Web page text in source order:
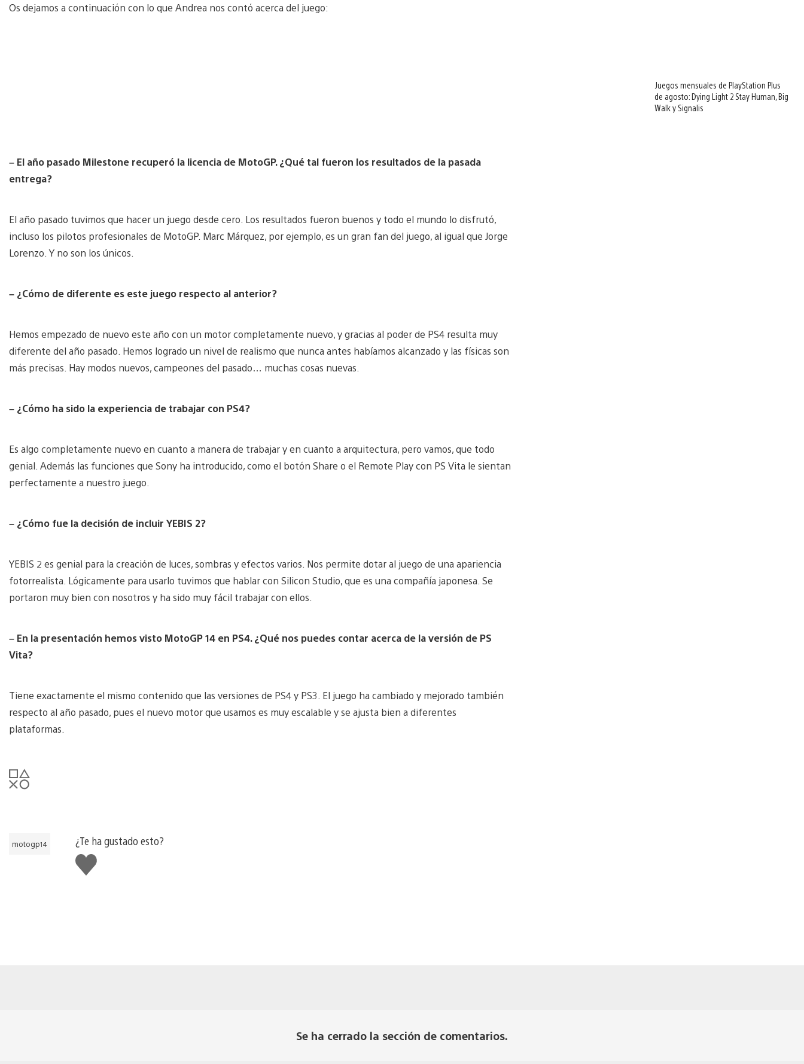
Os dejamos a continuación con lo que Andrea nos contó acerca del juego:
– El año pasado Milestone recuperó la licencia de MotoGP. ¿Qué tal fueron los resultados de la pasada
entrega?
El año pasado tuvimos que hacer un juego desde cero. Los resultados fueron buenos y todo el mundo lo disfrutó,
incluso los pilotos profesionales de MotoGP. Marc Márquez, por ejemplo, es un gran fan del juego, al igual que Jorge
Lorenzo. Y no son los únicos.
– ¿Cómo de diferente es este juego respecto al anterior?
Hemos empezado de nuevo este año con un motor completamente nuevo, y gracias al poder de PS4 resulta muy
diferente del año pasado. Hemos logrado un nivel de realismo que nunca antes habíamos alcanzado y las físicas son
más precisas. Hay modos nuevos, campeones del pasado… muchas cosas nuevas.
– ¿Cómo ha sido la experiencia de trabajar con PS4?
Es algo completamente nuevo en cuanto a manera de trabajar y en cuanto a arquitectura, pero vamos, que todo
genial. Además las funciones que Sony ha introducido, como el botón Share o el Remote Play con PS Vita le sientan
perfectamente a nuestro juego.
– ¿Cómo fue la decisión de incluir YEBIS 2?
YEBIS 2 es genial para la creación de luces, sombras y efectos varios. Nos permite dotar al juego de una apariencia
fotorrealista. Lógicamente para usarlo tuvimos que hablar con Silicon Studio, que es una compañía japonesa. Se
portaron muy bien con nosotros y ha sido muy fácil trabajar con ellos.
– En la presentación hemos visto MotoGP 14 en PS4. ¿Qué nos puedes contar acerca de la versión de PS
Vita?
Tiene exactamente el mismo contenido que las versiones de PS4 y PS3. El juego ha cambiado y mejorado también
respecto al año pasado, pues el nuevo motor que usamos es muy escalable y se ajusta bien a diferentes
plataformas.
motogp14
¿Te ha gustado esto?
Me
gusta
Juegos mensuales de PlayStation Plus
de agosto: Dying Light 2 Stay Human, Big
Walk y Signalis
Se ha cerrado la sección de comentarios.